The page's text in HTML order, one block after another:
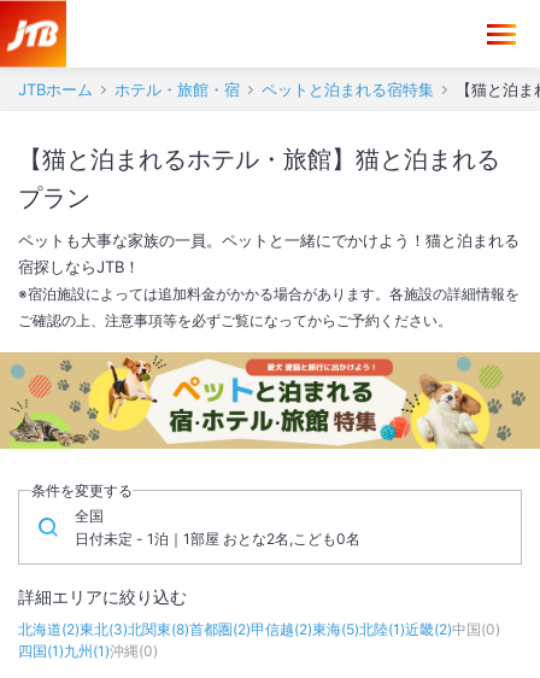
JTBホーム ホテル・旅館・宿 ペットと泊まれる宿特集 【猫と泊
【猫と泊まれるホテル・旅館】猫と泊まれる
プラン
ペットも大事な家族の一員。ペットと一緒にでかけよう！猫と泊まれる
宿探しならJTB！
※宿泊施設によっては追加料金がかかる場合があります。各施設の詳細情報を
ご確認の上、注意事項等を必ずご覧になってからご予約ください。
条件を変更する
全国
日付未定 - 1泊｜1部屋 おとな2名,こども0名
詳細エリアに絞り込む
北海道(2)東北(3)北関東(8)首都圏(2)甲信越(2)東海(5)北陸(1)近畿(2)中国(0)
四国(1)九州 (1)沖縄(0)